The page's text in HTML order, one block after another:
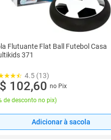
Flutuante Flat Ball Futebol Casa
371
4.5 (13)
102,60 no Pix
de desconto no pix)
Adicionar à sacola